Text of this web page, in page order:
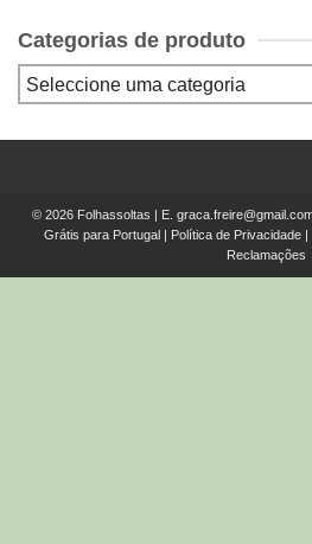
Categorias de produto
© 2026 Folhassoltas | E.
Grátis para Portugal
Política de Privacidade|
Reclamações